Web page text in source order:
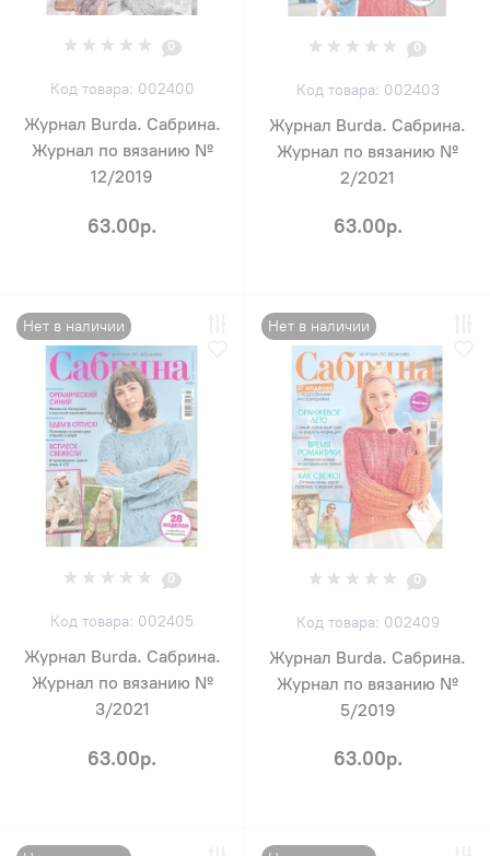
0
Код товара: 002400
Журнал Burda. Сабрина.
Журнал по вязанию №
12/2019
63.00р.
0
Код товара: 002403
Журнал Burda. Сабрина.
Журнал по вязанию №
2/2021
63.00р.
Нет в наличии
0
Код товара: 002405
Журнал Burda. Сабрина.
Журнал по вязанию №
3/2021
63.00р.
Нет в наличии
0
Код товара: 002409
Журнал Burda. Сабрина.
Журнал по вязанию №
5/2019
63.00р.